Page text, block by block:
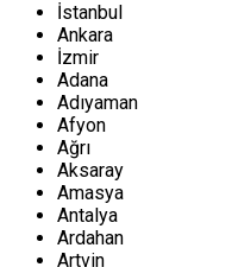
İstanbul
Ankara
İzmir
Adana
Adıyaman
Afyon
Ağrı
Aksaray
Amasya
Antalya
Ardahan
Artvin